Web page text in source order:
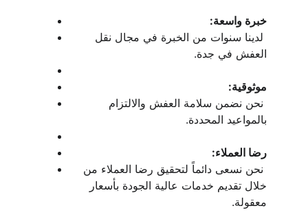
خبرة واسعة:
لدينا سنوات من الخبرة في مجال نقل
العفش في جدة.
موثوقية:
نحن نضمن سلامة العفش والالتزام
بالمواعيد المحددة.
رضا العملاء:
نحن نسعى دائماً لتحقيق رضا العملاء من
خلال تقديم خدمات عالية الجودة بأسعار
معقولة.